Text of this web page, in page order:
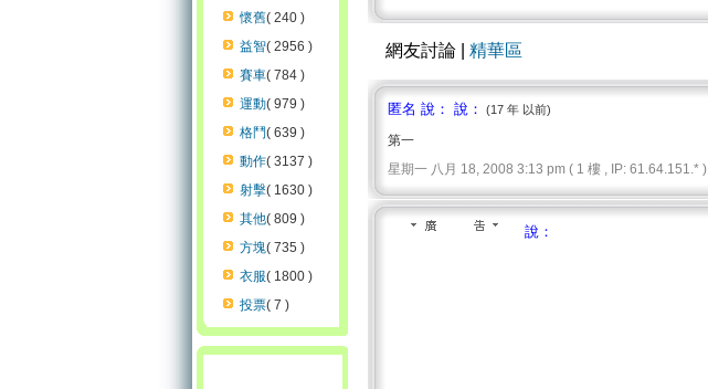
懷舊( 240 )
益智( 2956 )
賽車( 784 )
運動( 979 )
格鬥( 639 )
動作( 3137 )
射擊( 1630 )
其他( 809 )
方塊( 735 )
衣服( 1800 )
投票( 7 )
網友討論 | 精華區
匿名 說： 說： (17 年 以前)
第一
星期一 八月 18, 2008 3:13 pm ( 1 樓 , IP: 61.64.151.* )
說：